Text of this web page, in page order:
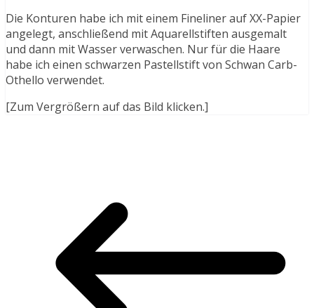
Die Konturen habe ich mit einem Fineliner auf XX-Papier
angelegt, anschließend mit Aquarellstiften ausgemalt
und dann mit Wasser verwaschen. Nur für die Haare
habe ich einen schwarzen Pastellstift von Schwan Carb-
Othello verwendet.
[Zum Vergrößern auf das Bild klicken.]